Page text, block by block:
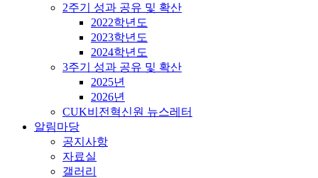
2주기 성과 공유 및 확산
2022학년도
2023학년도
2024학년도
3주기 성과 공유 및 확산
2025년
2026년
CUK비전혁신원 뉴스레터
알림마당
공지사항
자료실
갤러리